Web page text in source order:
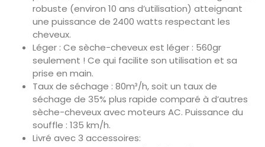
robuste (environ 10 ans d’utilisation) atteignant
une puissance de 2400 watts respectant les
cheveux.
Léger : Ce sèche-cheveux est léger : 560gr
seulement ! Ce qui facilite son utilisation et sa
prise en main.
Taux de séchage : 80m³/h, soit un taux de
séchage de 35% plus rapide comparé à d’autres
sèche-cheveux avec moteurs AC. Puissance du
souffle : 135 km/h.
Livré avec 3 accessoires: